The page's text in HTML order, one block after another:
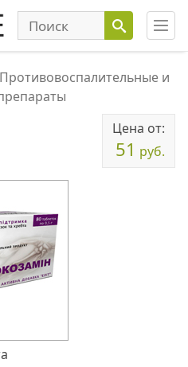
Противовоспалительные и
Цена от:
51 руб.